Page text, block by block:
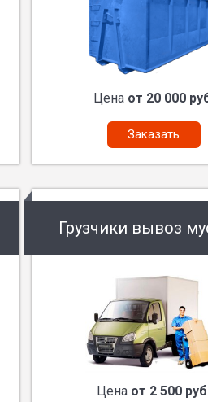
Цена от 20 000
Заказать
Грузчики вывоз
Цена от 2 500